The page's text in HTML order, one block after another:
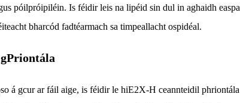
póilpróipiléin. Is féidir leis na lipéid sin dul in aghaidh easpa
bharcód fadtéarmach sa timpeallacht ospidéal.
á gcur ar fáil aige, is féidir le hiE2X-H ceannteidil phriontála